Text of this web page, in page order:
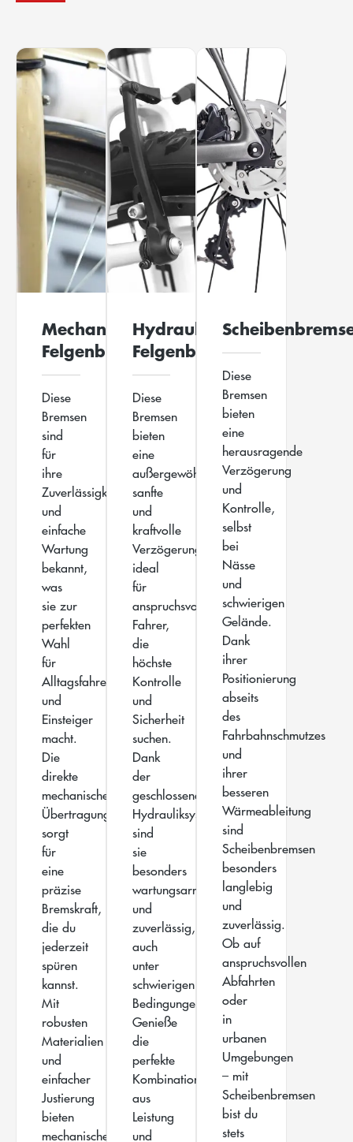
Mechanische
Felgenbremse
Diese
Bremsen
sind
für
ihre
Zuverlässigkeit
und
einfache
Wartung
bekannt,
was
sie zur
perfekten
Wahl
für
Alltagsfahrer
und
Einsteiger
macht.
Die
direkte
mechanische
Übertragung
sorgt
für
eine
präzise
Bremskraft,
die du
jederzeit
spüren
kannst.
Mit
robusten
Materialien
und
einfacher
Justierung
bieten
mechanische
Hydraulische
Felgenbremse
Diese
Bremsen
bieten
eine
außergewöhnlich
sanfte
und
kraftvolle
Verzögerung,
ideal
für
anspruchsvolle
Fahrer,
die
höchste
Kontrolle
und
Sicherheit
suchen.
Dank
der
geschlossenen
Hydrauliksysteme
sind
sie
besonders
wartungsarm
und
zuverlässig,
auch
unter
schwierigen
Bedingungen.
Genieße
die
perfekte
Kombination
aus
Leistung
und
Diese
Bremsen
bieten
eine
herausragende
Verzögerung
und
Kontrolle,
selbst
bei
Nässe
und
schwierigen
Gelände.
Dank
ihrer
Positionierung
abseits
des
Fahrbahnschmutzes
und
ihrer
besseren
Wärmeableitung
sind
Scheibenbremsen
besonders
langlebig
und
zuverlässig.
Ob auf
anspruchsvollen
Abfahrten
oder
in
urbanen
Umgebungen
– mit
Scheibenbremsen
bist du
stets